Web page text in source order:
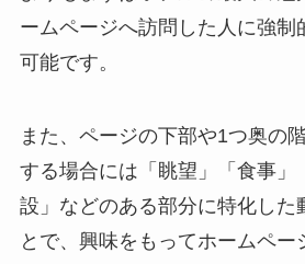
ームページへ訪問した人に強制
可能です。
また、ページの下部や1つ奥の
する場合には「眺望」「食事」
設」などのある部分に特化した
とで、興味をもってホームペー